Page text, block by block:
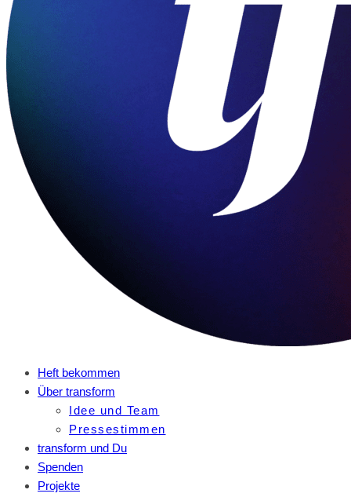
Heft bekommen
Über transform
Idee und Team
Pressestimmen
transform und Du
Spenden
Projekte